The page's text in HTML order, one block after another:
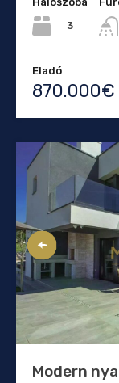
3
Eladó
870.000€
Modern